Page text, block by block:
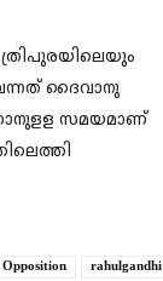
ദൈവാനു​
സമയമാണ്
rahulgandhi